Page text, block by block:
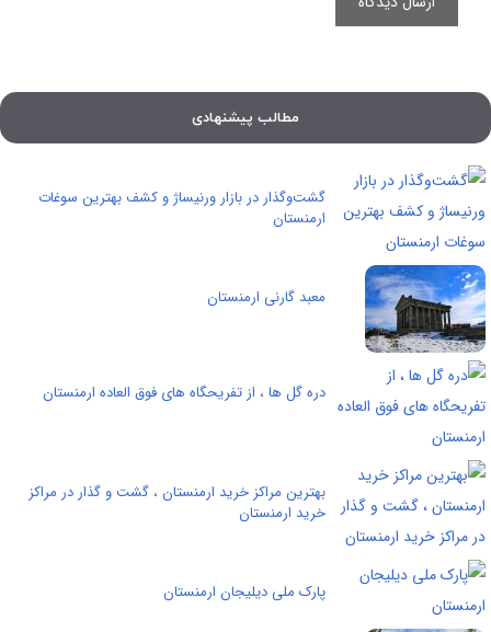
مطالب پیشنهادی
گشت‌وگذار در بازار ورنیساژ و کشف بهترین سوغات
ارمنستان
معبد گارنی ارمنستان
دره گل ها ، از تفریحگاه های فوق العاده ارمنستان
بهترین مراکز خرید ارمنستان ، گشت و گذار در مراکز
خرید ارمنستان
پارک ملی دیلیجان ارمنستان